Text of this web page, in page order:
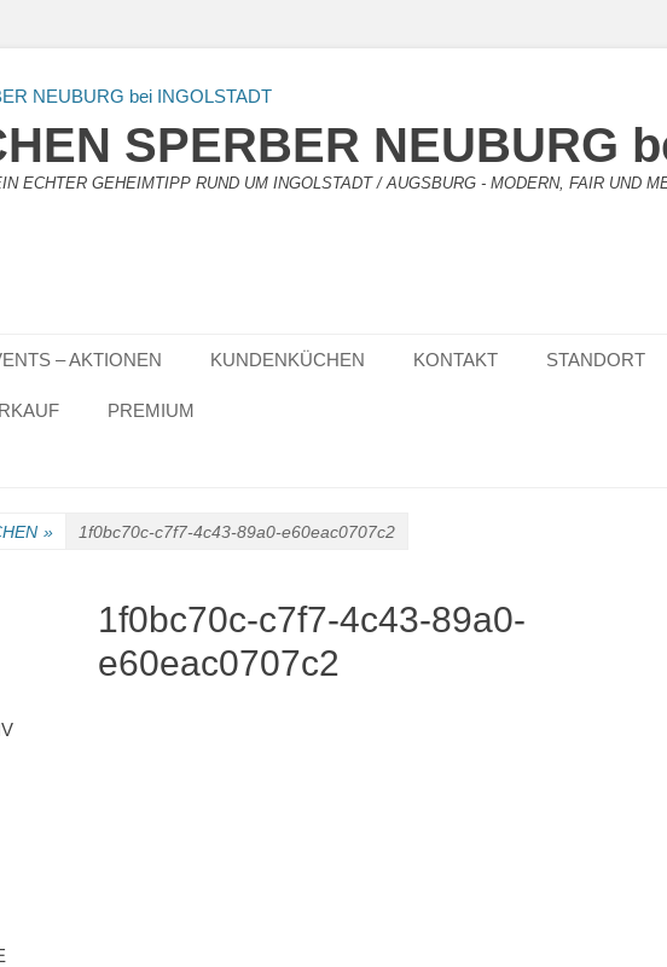
SPERBER NEUBURG
ECHTER GEHEIMTIPP RUND UM INGOLSTADT / AUGSBURG - MODERN, FAIR UND
– AKTIONEN KUNDENKÜCHEN KONTAKT STANDORT
PREMIUM
» 1f0bc70c-c7f7-4c43-89a0-e60eac0707c2
1f0bc70c-c7f7-4c43-89a0-
e60eac0707c2